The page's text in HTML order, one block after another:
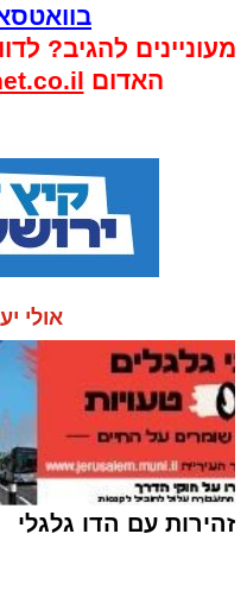
מעוניינים להגיב?
האדום
אולי
זהירות עם הדו גלגלי